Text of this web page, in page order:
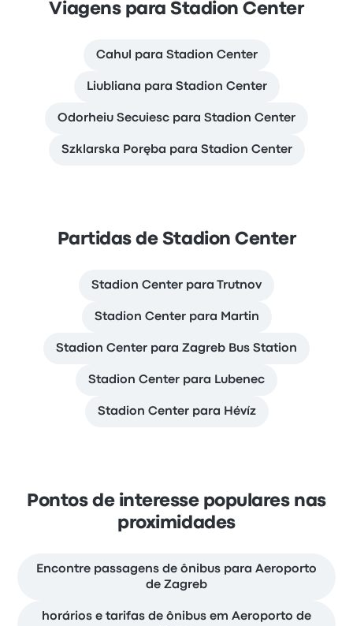
Viagens para Stadion Center
Cahul para Stadion Center
Liubliana para Stadion Center
Odorheiu Secuiesc para Stadion Center
Szklarska Poręba para Stadion Center
Partidas de Stadion Center
Stadion Center para Trutnov
Stadion Center para Martin
Stadion Center para Zagreb Bus Station
Stadion Center para Lubenec
Stadion Center para Hévíz
Pontos de interesse populares nas
proximidades
Encontre passagens de ônibus para Aeroporto
de Zagreb
horários e tarifas de ônibus em Aeroporto de